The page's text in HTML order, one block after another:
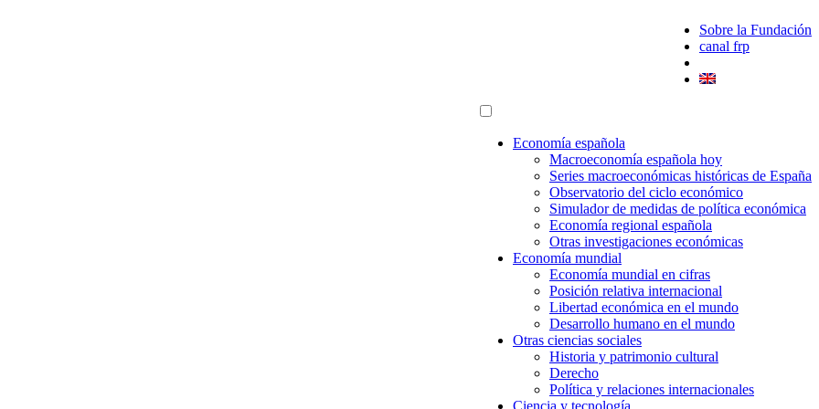
Sobre la Fundación
canal frp
Economía española
Macroeconomía española hoy
Series macroeconómicas históricas de España
Observatorio del ciclo económico
Simulador de medidas de política económica
Economía regional española
Otras investigaciones económicas
Economía mundial
Economía mundial en cifras
Posición relativa internacional
Libertad económica en el mundo
Desarrollo humano en el mundo
Otras ciencias sociales
Historia y patrimonio cultural
Derecho
Política y relaciones internacionales
Ciencia y tecnología